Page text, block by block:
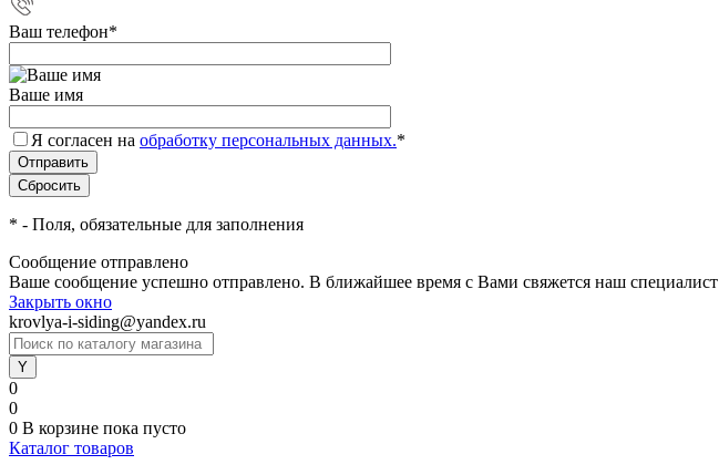
Ваш телефон*
Ваше имя
Я согласен на обработку персональных данных.*
* - Поля, обязательные для заполнения
Сообщение отправлено
Ваше сообщение успешно отправлено. В ближайшее время с Вами свяжется наш специалист
Закрыть окно
krovlya-i-siding@yandex.ru
0
0
0 В корзине пока пусто
Каталог товаров